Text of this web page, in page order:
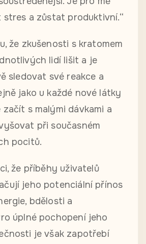
stres a zůstat produktivní.“
že zkušenosti s kratomem
lidí lišit a je
sledovat své reakce a
jako u každé nové látky
s malými dávkami a
při současném
pocitů.
že příběhy uživatelů
jeho potenciální přínos
bdělosti a
úplné pochopení jeho
je však zapotřebí